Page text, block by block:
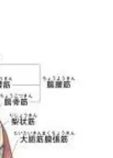
見極める方法
腰痛整体
サポートする方法
体アプローチ
痛改善の関係
ッチと整体効果
ングの活用術